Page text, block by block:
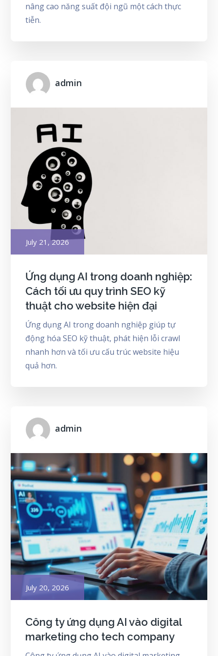
nâng cao năng suất đội ngũ một cách thực
tiễn.
admin
Posted
on
July 21, 2026
Ứng dụng AI trong doanh nghiệp:
Cách tối ưu quy trình SEO kỹ
thuật cho website hiện đại
Ứng dụng AI trong doanh nghiệp giúp tự
động hóa SEO kỹ thuật, phát hiện lỗi crawl
nhanh hơn và tối ưu cấu trúc website hiệu
quả hơn.
admin
Posted
on
July 20, 2026
Công ty ứng dụng AI vào digital
marketing cho tech company